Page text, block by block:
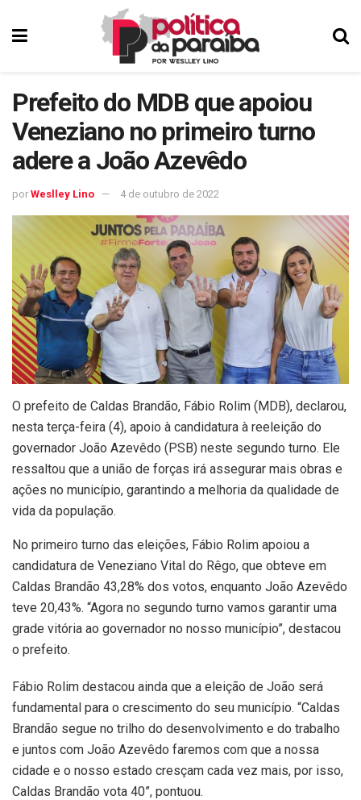
Prefeito do MDB que apoiou
Veneziano no primeiro turno
adere a João Azevêdo
por Weslley Lino 4 de outubro de 2022
O prefeito de Caldas Brandão, Fábio Rolim (MDB), declarou,
nesta terça-feira (4), apoio à candidatura à reeleição do
governador João Azevêdo (PSB) neste segundo turno. Ele
ressaltou que a união de forças irá assegurar mais obras e
ações no município, garantindo a melhoria da qualidade de
vida da população.
No primeiro turno das eleições, Fábio Rolim apoiou a
candidatura de Veneziano Vital do Rêgo, que obteve em
Caldas Brandão 43,28% dos votos, enquanto João Azevêdo
teve 20,43%. “Agora no segundo turno vamos garantir uma
grade vitória ao governador no nosso município”, destacou
o prefeito.
Fábio Rolim destacou ainda que a eleição de João será
fundamental para o crescimento do seu município. “Caldas
Brandão segue no trilho do desenvolvimento e do trabalho
e juntos com João Azevêdo faremos com que a nossa
cidade e o nosso estado cresçam cada vez mais, por isso,
Caldas Brandão vota 40”, pontuou.